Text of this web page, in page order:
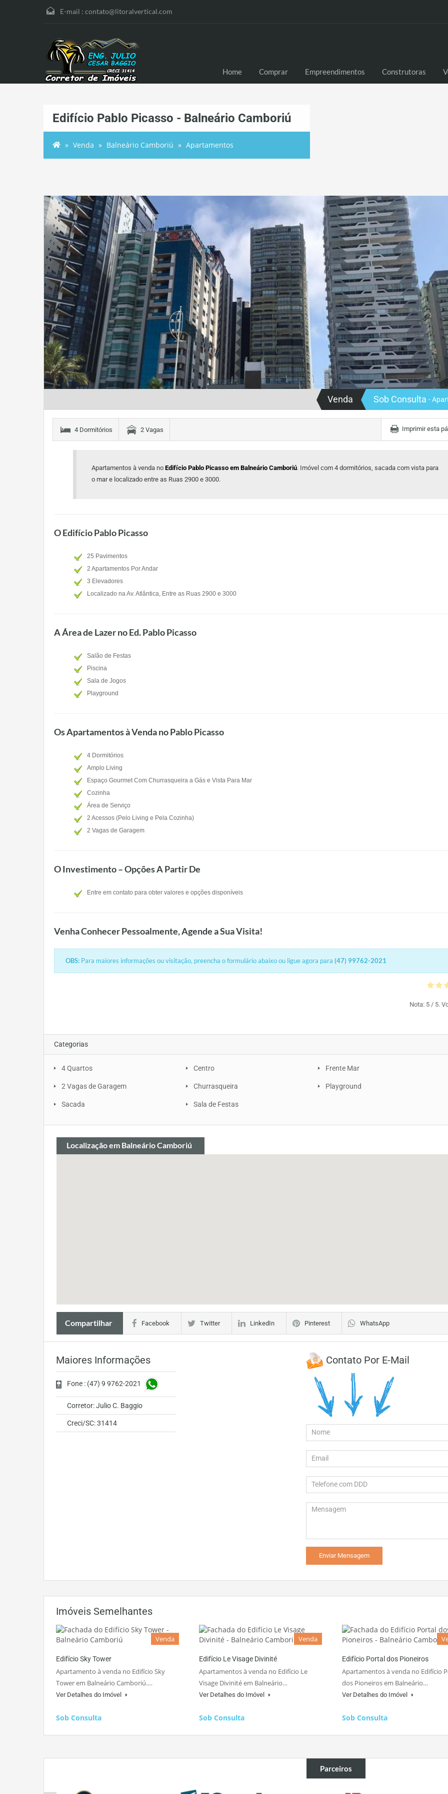
E-mail : contato@litoralvertical.com
Home Comprar Empreendimentos Construtoras
Edifício Pablo Picasso - Balneário Camboriú
Venda Balneário Camboriú Apartamentos
Venda Sob Consulta -
4 Dormitórios 2 Vagas Imprimir esta
Apartamentos à venda no Edifício Pablo Picasso em Balneário Camboriú. Imóvel com 4 dormitórios, sacada com vista para
o mar e localizado entre as Ruas 2900 e 3000.
O Edifício Pablo Picasso
25 Pavimentos
2 Apartamentos Por Andar
3 Elevadores
Localizado na Av. Atlântica, Entre as Ruas 2900 e 3000
A Área de Lazer no Ed. Pablo Picasso
Salão de Festas
Piscina
Sala de Jogos
Playground
Os Apartamentos à Venda no Pablo Picasso
4 Dormitórios
Amplo Living
Espaço Gourmet Com Churrasqueira a Gás e Vista Para Mar
Cozinha
Área de Serviço
2 Acessos (Pelo Living e Pela Cozinha)
2 Vagas de Garagem
O Investimento – Opções A Partir De
Entre em contato para obter valores e opções disponíveis
Venha Conhecer Pessoalmente, Agende a Sua Visita!
OBS: Para maiores informações ou visitação, preencha o formulário abaixo ou ligue agora para (47) 99762-2021
Nota: 5 / 5.
Categorias
4 Quartos Centro Frente Mar
2 Vagas de Garagem Churrasqueira Playground
Sacada Sala de Festas
Localizaçãoem Balneário Camboriú
Compartilhar Facebook Twitter LinkedIn Pinterest WhatsApp
Maiores Informações
Fone : (47) 9 9762-2021
Corretor: Julio C. Baggio
Creci/SC: 31414
Contato Por E-Mail
Imóveis Semelhantes
Venda
Edifício Sky Tower
Apartamento à venda no Edifício Sky
Tower em Balneário Camboriú.…
Ver Detalhes do Imóvel
Sob Consulta
Venda
Edifício Le Visage Divinité
Apartamentos à venda no Edifício Le
Visage Divinité em Balneário…
Ver Detalhes do Imóvel
Sob Consulta
Edifício Portal dos Pioneiros
Apartamentos à venda no Edifício
dos Pioneiros em Balneário…
Ver Detalhes do Imóvel
Sob Consulta
Parceiros